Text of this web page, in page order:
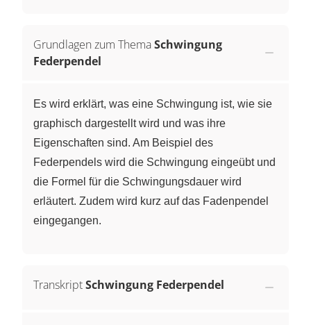
Grundlagen zum ThemaSchwingung
Federpendel
Es wird erklärt, was eine Schwingung ist, wie sie
graphisch dargestellt wird und was ihre
Eigenschaften sind. Am Beispiel des
Federpendels wird die Schwingung eingeübt und
die Formel für die Schwingungsdauer wird
erläutert. Zudem wird kurz auf das Fadenpendel
eingegangen.
TranskriptSchwingung Federpendel